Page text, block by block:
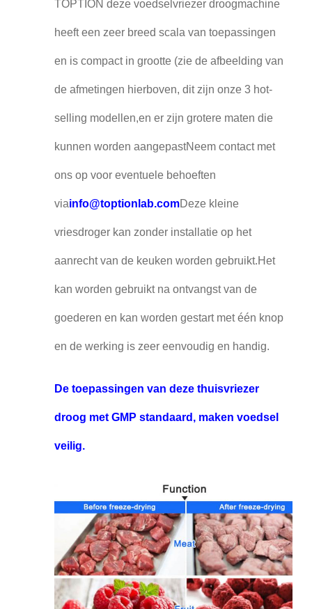
TOPTION deze voedselvriezer droogmachine
heeft een zeer breed scala van toepassingen
en is compact in grootte (zie de afbeelding van
de afmetingen hierboven, dit zijn onze 3 hot-
selling modellen,en er zijn grotere maten die
kunnen worden aangepastNeem contact met
ons op voor eventuele behoeften
viainfo@toptionlab.comDeze kleine
vriesdroger kan zonder installatie op het
aanrecht van de keuken worden gebruikt.Het
kan worden gebruikt na ontvangst van de
goederen en kan worden gestart met één knop
en de werking is zeer eenvoudig en handig.
De toepassingen van deze thuisvriezer
droog met GMP standaard, maken voedsel
veilig.